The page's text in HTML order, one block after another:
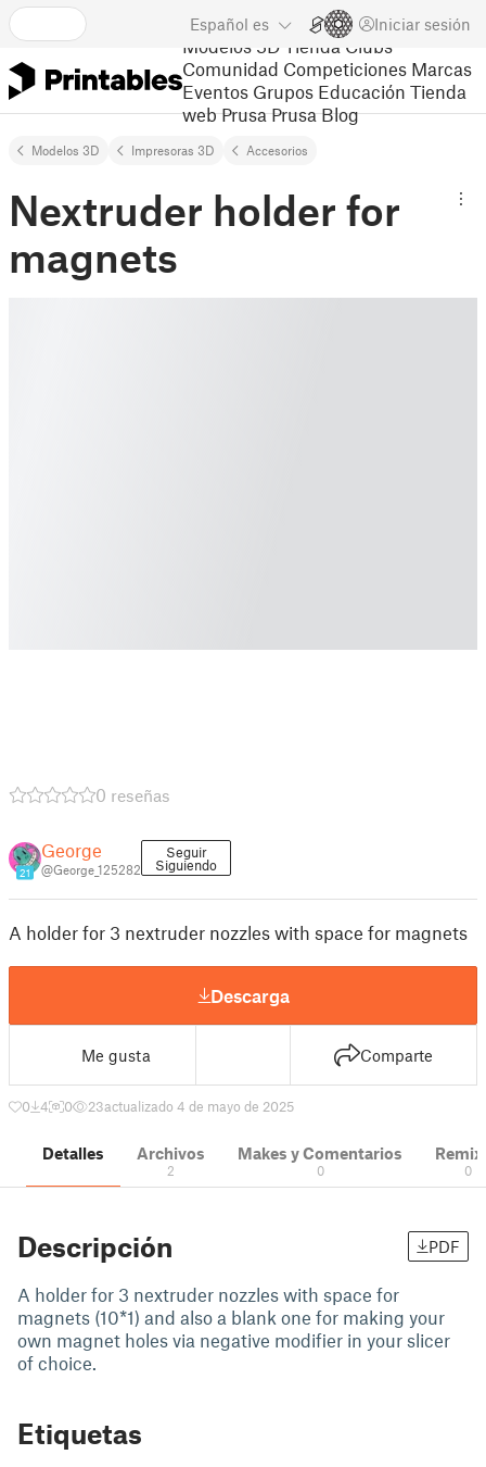
Español es Iniciar sesión
Modelos 3D Tienda Clubs
Comunidad Competiciones Marcas
Eventos Grupos Educación Tienda
web Prusa Prusa Blog
Modelos 3D Impresoras 3D Accesorios
Nextruder holder for
magnets
0 reseñas
21
George
@George_125282
Seguir
Siguiendo
A holder for 3 nextruder nozzles with space for magnets
Descarga
Me gusta Comparte
0 4 0 23actualizado 4 de mayo de 2025
Detalles Archivos
2
Makes y Comentarios
0 0
Descripción PDF
A holder for 3 nextruder nozzles with space for
magnets (10*1) and also a blank one for making your
own magnet holes via negative modifier in your slicer
of choice.
Etiquetas